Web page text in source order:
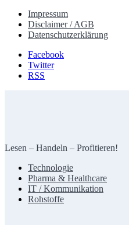
Impressum
Disclaimer / AGB
Datenschutzerklärung
Facebook
Twitter
RSS
Lesen – Handeln – Profitieren!
Technologie
Pharma & Healthcare
IT / Kommunikation
Rohstoffe